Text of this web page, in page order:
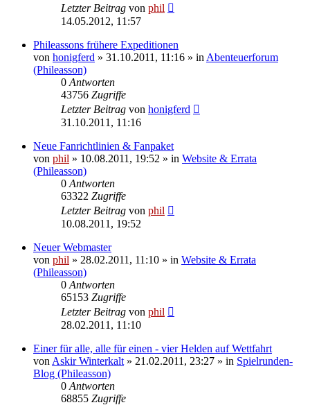
Letzter Beitrag von phil
14.05.2012, 11:57
Phileassons frühere Expeditionen
von honigferd » 31.10.2011, 11:16 » in Abenteuerforum
(Phileasson)
0 Antworten
43756 Zugriffe
Letzter Beitrag von honigferd
31.10.2011, 11:16
Neue Fanrichtlinien & Fanpaket
von phil » 10.08.2011, 19:52 » in Website & Errata
(Phileasson)
0 Antworten
63322 Zugriffe
Letzter Beitrag von phil
10.08.2011, 19:52
Neuer Webmaster
von phil » 28.02.2011, 11:10 » in Website & Errata
(Phileasson)
0 Antworten
65153 Zugriffe
Letzter Beitrag von phil
28.02.2011, 11:10
Einer für alle, alle für einen - vier Helden auf Wettfahrt
von Askir Winterkalt » 21.02.2011, 23:27 » in Spielrunden-
Blog (Phileasson)
0 Antworten
68855 Zugriffe